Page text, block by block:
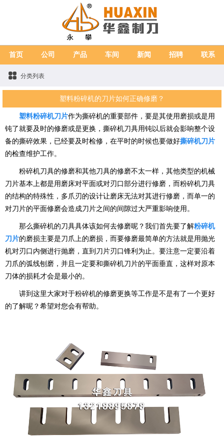
首页 公司 产品 车间 新闻 招聘 联系
分类列表
塑料粉碎机的刀片如何正确修磨？
塑料粉碎机刀片作为撕碎机的重要部件，要是其使用磨损或是用
钝了就要及时的修磨或是更换，撕碎机刀具用钝以后就会影响整个设
备的撕碎效果，已经要及时检修，在平时的时候也要做好撕碎机刀片
的检查维护工作。
粉碎机刀具的修磨和其他刀具的修磨不太一样，其他类型的机械
刀片基本上都是用磨床对平面或对刃口部分进行修磨，而粉碎机刀具
的结构的特殊性，多爪刃的设计让磨床无法对其进行修磨，而单一的
对刀片的平面修磨会造成刀片之间的间隙过大严重影响使用。
那么撕碎机的刀具具体该如何去修磨呢？我们首先要了解粉碎机
刀片的磨损主要是刀爪上的磨损，而要修磨最简单的方法就是用抛光
机对刃口内侧进行抛磨，直到刀片刃口锋利为止。要注意一定要沿着
刀爪的弧线刨磨，并且一定要和撕碎机刀片的平面垂直，这样对原本
刀体的损耗才会是最小的。
讲到这里大家对于粉碎机的修磨更换等工作是不是有了一个更好
的了解呢？希望对您会有帮助。